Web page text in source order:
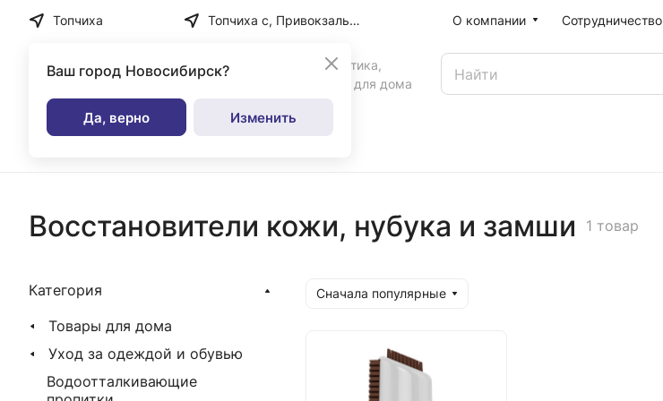
Топчиха
Ваш город Новосибирск?
Да, верно Изменить
Топчиха с, Привокзальная ул, дом № 35 О компании Сотрудничество
Бытовая химия, косметика,
парфюмерия и товары для дома
Каталог
Восстановители кожи, нубука и замши 1 товар
Сначала популярные
Категория
Товары для дома
Уход за одеждой и обувью
Водоотталкивающие